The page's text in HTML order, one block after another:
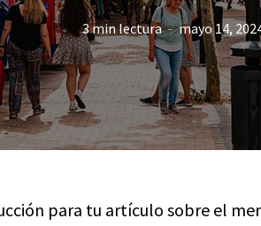
3 min lectura mayo 14,
para tu artículo sobre el